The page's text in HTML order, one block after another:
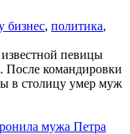
бизнес, политика,
певицы
После командировки
в столицу умер муж
мужа Петра